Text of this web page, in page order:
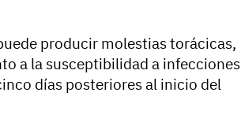
producir molestias torácicas,
a la susceptibilidad a infecciones
días posteriores al inicio del